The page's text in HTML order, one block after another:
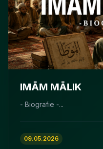
IMĀM MĀLIK
- Biografie -...
09.05.2026